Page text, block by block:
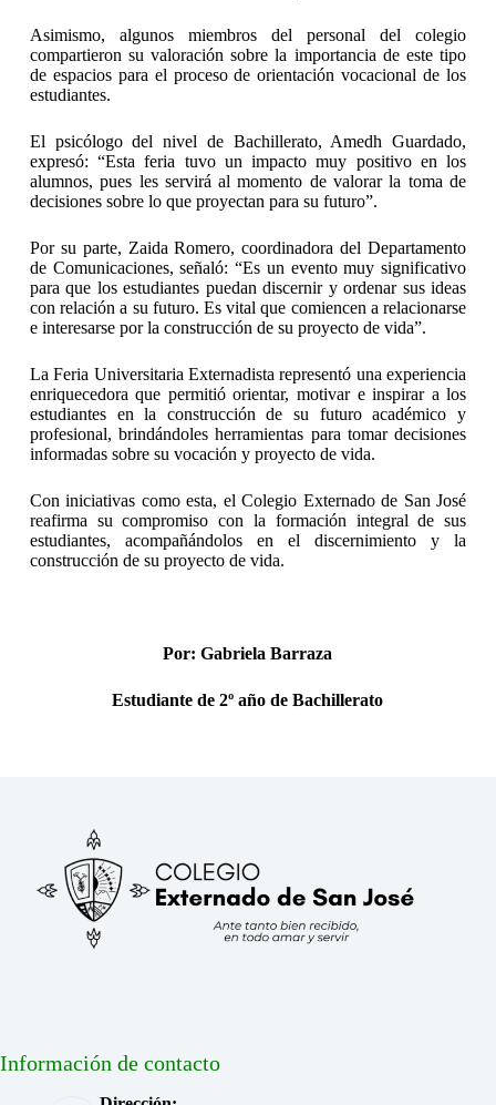
Asimismo, algunos miembros del personal del colegio
compartieron su valoración sobre la importancia de este tipo
de espacios para el proceso de orientación vocacional de los
estudiantes.
El psicólogo del nivel de Bachillerato, Amedh Guardado,
expresó: “Esta feria tuvo un impacto muy positivo en los
alumnos, pues les servirá al momento de valorar la toma de
decisiones sobre lo que proyectan para su futuro”.
Por su parte, Zaida Romero, coordinadora del Departamento
de Comunicaciones, señaló: “Es un evento muy significativo
para que los estudiantes puedan discernir y ordenar sus ideas
con relación a su futuro. Es vital que comiencen a relacionarse
e interesarse por la construcción de su proyecto de vida”.
La Feria Universitaria Externadista representó una experiencia
enriquecedora que permitió orientar, motivar e inspirar a los
estudiantes en la construcción de su futuro académico y
profesional, brindándoles herramientas para tomar decisiones
informadas sobre su vocación y proyecto de vida.
Con iniciativas como esta, el Colegio Externado de San José
reafirma su compromiso con la formación integral de sus
estudiantes, acompañándolos en el discernimiento y la
construcción de su proyecto de vida.
Por: Gabriela Barraza
Estudiante de 2º año de Bachillerato
Información de contacto